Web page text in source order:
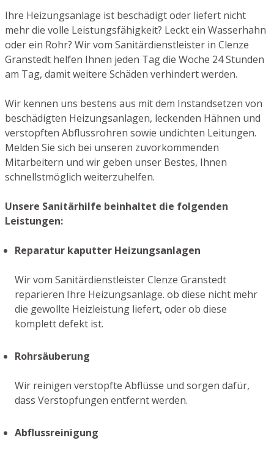
Ihre Heizungsanlage ist beschädigt oder liefert nicht
mehr die volle Leistungsfähigkeit? Leckt ein Wasserhahn
oder ein Rohr? Wir vom Sanitärdienstleister in Clenze
Granstedt helfen Ihnen jeden Tag die Woche 24 Stunden
am Tag, damit weitere Schäden verhindert werden.
Wir kennen uns bestens aus mit dem Instandsetzen von
beschädigten Heizungsanlagen, leckenden Hähnen und
verstopften Abflussrohren sowie undichten Leitungen.
Melden Sie sich bei unseren zuvorkommenden
Mitarbeitern und wir geben unser Bestes, Ihnen
schnellstmöglich weiterzuhelfen.
Unsere Sanitärhilfe beinhaltet die folgenden
Leistungen:
Reparatur kaputter Heizungsanlagen
Wir vom Sanitärdienstleister Clenze Granstedt
reparieren Ihre Heizungsanlage. ob diese nicht mehr
die gewollte Heizleistung liefert, oder ob diese
komplett defekt ist.
Rohrsäuberung
Wir reinigen verstopfte Abflüsse und sorgen dafür,
dass Verstopfungen entfernt werden.
Abflussreinigung